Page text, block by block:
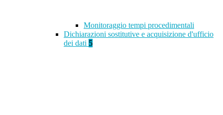
Monitoraggio tempi procedimentali
Dichiarazioni sostitutive e acquisizione d'ufficio
dei dati 5